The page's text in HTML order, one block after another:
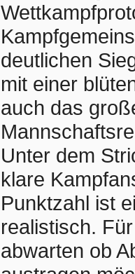
deutlichen
mit einer
auch das
Unter dem
klare
Punktzahl ist
realistisch.
abwarten ob